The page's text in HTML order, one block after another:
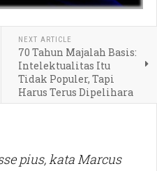
NEXT ARTICLE
70 Tahun Majalah Basis:
Intelektualitas Itu
Tidak Populer, Tapi
Harus Terus Dipelihara
pius, kata Marcus